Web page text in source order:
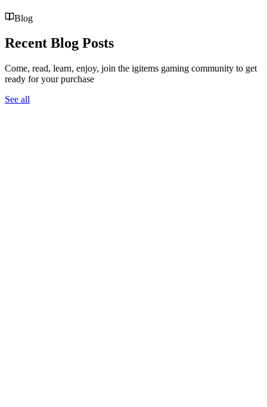
Blog
Recent Blog Posts
Come, read, learn, enjoy, join the igitems gaming community to get
ready for your purchase
See all